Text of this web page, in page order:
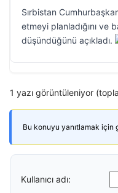
Sırbistan
etmeyi planladığını ve
düşündüğünü açıkladı.
1 yazı görüntüleniyor
Bu konuyu yanıtlamak için
Kullanıcı adı: